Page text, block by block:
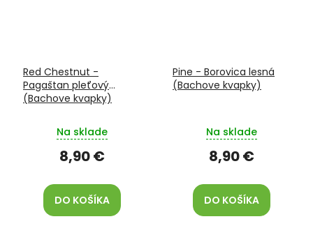
Red Chestnut -
Pagaštan pleťový
(Bachove kvapky)
Na sklade
8,90 €
DO KOŠÍKA
Pine - Borovica lesná
(Bachove kvapky)
Na sklade
8,90 €
DO KOŠÍKA